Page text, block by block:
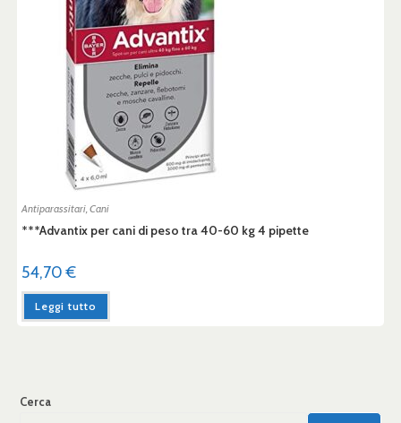
Antiparassitari,Cani
***Advantix per cani di peso tra 40-60 kg 4 pipette
54,70€
Leggi tutto
Cerca